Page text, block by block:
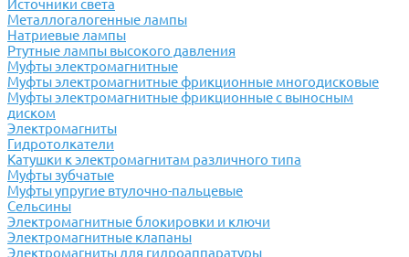
Источники света
Металлогалогенные лампы
Натриевые лампы
Ртутные лампы высокого давления
Муфты электромагнитные
Муфты электромагнитные фрикционные многодисковые
Муфты электромагнитные фрикционные с выносным
диском
Электромагниты
Гидротолкатели
Катушки к электромагнитам различного типа
Муфты зубчатые
Муфты упругие втулочно-пальцевые
Сельсины
Электромагнитные блокировки и ключи
Электромагнитные клапаны
Электромагниты для гидроаппаратуры